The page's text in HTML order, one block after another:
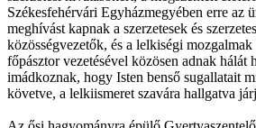
Székesfehérvári Egyházmegyében erre az
meghívást kapnak a szerzetesek és
közösségvezetők, és a lelkiségi
főpásztor vezetésével közösen adnak hálát
imádkoznak, hogy Isten benső sugallatait
követve, a lelkiismeret szavára hallgatva